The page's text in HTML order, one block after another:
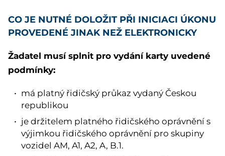
CO JE NUTNÉ DOLOŽIT PŘI INICIACI ÚKONU
PROVEDENÉ JINAK NEŽ ELEKTRONICKY
Žadatel musí splnit pro vydání karty uvedené
podmínky:
má platný řidičský průkaz vydaný Českou
republikou
je držitelem platného řidičského oprávnění s
výjimkou řidičského oprávnění pro skupiny
vozidel AM, A1, A2, A, B.1.